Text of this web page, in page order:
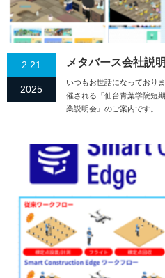
2.21
2025
メタバース会社説
いつもお世話になっており
催される『仙台青葉学院短
業説明会』のご案内です。